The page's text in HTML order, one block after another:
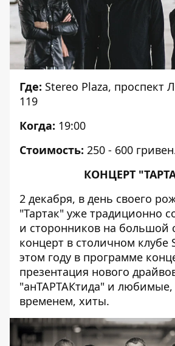
Где: Stereo Plaza, проспект
119
Когда: 19:00
Стоимость: 250 - 600
КОНЦЕРТ
2 декабря, в день своего
"Тартак" уже традиционно
и сторонников на большой
концерт в столичном клубе
этом году в программе
презентация нового
"анТАРТАКтида" и
временем, хиты.